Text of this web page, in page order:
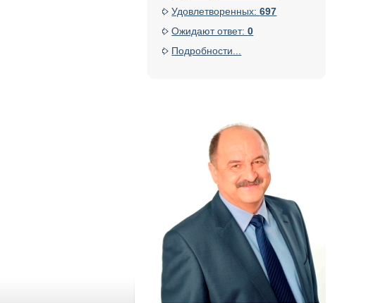
Удовлетворенных:697
Ожидают ответ:0
Подробности...